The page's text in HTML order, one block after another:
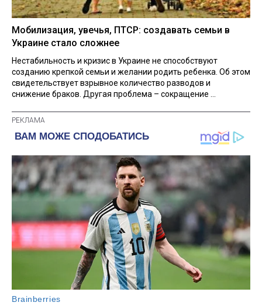
Мобилизация, увечья, ПТСР: создавать семьи в
Украине стало сложнее
Нестабильность и кризис в Украине не способствуют
созданию крепкой семьи и желании родить ребенка. Об этом
свидетельствует взрывное количество разводов и
снижение браков. Другая проблема – сокращение ...